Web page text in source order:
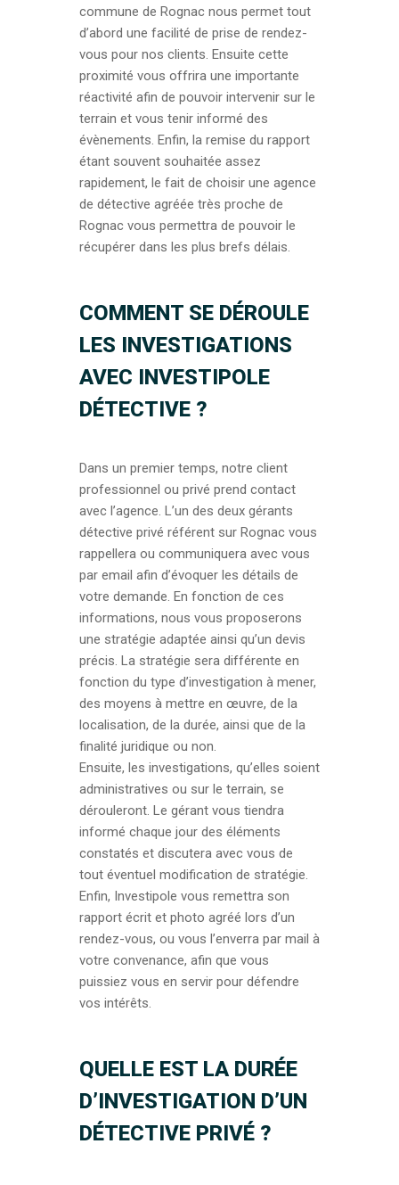
commune de Rognac nous permet tout
d’abord une facilité de prise de rendez-
vous pour nos clients. Ensuite cette
proximité vous offrira une importante
réactivité afin de pouvoir intervenir sur le
terrain et vous tenir informé des
évènements. Enfin, la remise du rapport
étant souvent souhaitée assez
rapidement, le fait de choisir une agence
de détective agréée très proche de
Rognac vous permettra de pouvoir le
récupérer dans les plus brefs délais.
COMMENT SE DÉROULE
LES INVESTIGATIONS
AVEC INVESTIPOLE
DÉTECTIVE ?
Dans un premier temps, notre client
professionnel ou privé prend contact
avec l’agence. L’un des deux gérants
détective privé référent sur Rognac vous
rappellera ou communiquera avec vous
par email afin d’évoquer les détails de
votre demande. En fonction de ces
informations, nous vous proposerons
une stratégie adaptée ainsi qu’un devis
précis. La stratégie sera différente en
fonction du type d’investigation à mener,
des moyens à mettre en œuvre, de la
localisation, de la durée, ainsi que de la
finalité juridique ou non.
Ensuite, les investigations, qu’elles soient
administratives ou sur le terrain, se
dérouleront. Le gérant vous tiendra
informé chaque jour des éléments
constatés et discutera avec vous de
tout éventuel modification de stratégie.
Enfin, Investipole vous remettra son
rapport écrit et photo agréé lors d’un
rendez-vous, ou vous l’enverra par mail à
votre convenance, afin que vous
puissiez vous en servir pour défendre
vos intérêts.
QUELLE EST LA DURÉE
D’INVESTIGATION D’UN
DÉTECTIVE PRIVÉ ?